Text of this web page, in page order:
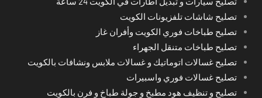
تصليح شاشات تلفزيونات الكويت
تصليح طباخات فوري الكويت وأفران غاز
تصليح طباخات متنقل الجهراء
تصليح غسالات اتوماتيك و غسالات ملابس ونشافات بالكويت
تصليح غسالات فوري واسبيرات
تصليح و تنظيف هود مطبخ و جولة طباخ و فرن بالكويت